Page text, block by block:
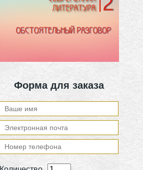
Форма для заказа